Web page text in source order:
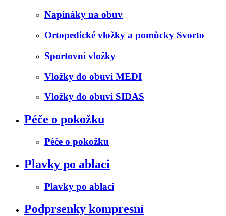
Napínáky na obuv
Ortopedické vložky a pomůcky Svorto
Sportovní vložky
Vložky do obuvi MEDI
Vložky do obuvi SIDAS
Péče o pokožku
Péče o pokožku
Plavky po ablaci
Plavky po ablaci
Podprsenky kompresní